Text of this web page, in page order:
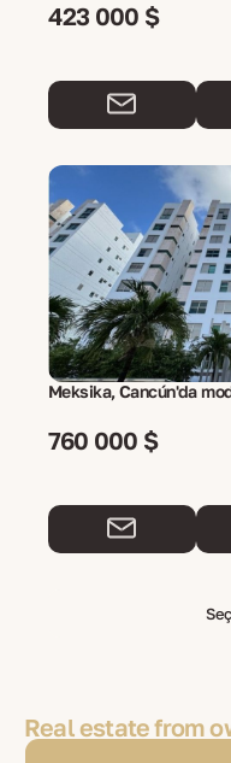
423 000 $
Meksika, Cancún'da
760 000 $
Real estate from